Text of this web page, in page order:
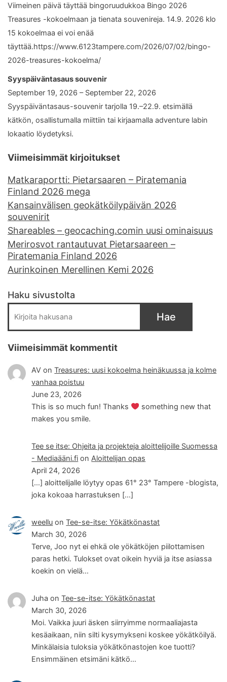
Viimeinen päivä täyttää bingoruudukkoa Bingo 2026
Treasures -kokoelmaan ja tienata souvenireja. 14.9. 2026 klo
15 kokoelmaa ei voi enää
täyttää.https://www.6123tampere.com/2026/07/02/bingo-
2026-treasures-kokoelma/
Syyspäiväntasaus souvenir
September 19, 2026 – September 22, 2026
Syyspäiväntasaus-souvenir tarjolla 19.–22.9. etsimällä
kätkön, osallistumalla miittiin tai kirjaamalla adventure labin
lokaatio löydetyksi.
Viimeisimmät kirjoitukset
Matkaraportti: Pietarsaaren – Piratemania
Finland 2026 mega
Kansainvälisen geokätköilypäivän 2026
souvenirit
Shareables – geocaching.comin uusi ominaisuus
Merirosvot rantautuvat Pietarsaareen –
Piratemania Finland 2026
Aurinkoinen Merellinen Kemi 2026
Haku sivustolta
Hae
Viimeisimmät kommentit
AV onTreasures: uusi kokoelma heinäkuussa ja kolme
vanhaa poistuu
June 23, 2026
This is so much fun! Thanks
something new that
makes you smile.
Tee se itse: Ohjeita ja projekteja aloittelijoille Suomessa
- Mediaääni.fi onAloittelijan opas
April 24, 2026
[…] aloittelijalle löytyy opas 61° 23° Tampere -blogista,
joka kokoaa harrastuksen […]
weellu onTee-se-itse: Yökätkönastat
March 30, 2026
Terve, Joo nyt ei ehkä ole yökätköjen piilottamisen
paras hetki. Tulokset ovat oikein hyviä ja itse asiassa
koekin on vielä…
Juha onTee-se-itse: Yökätkönastat
March 30, 2026
Moi. Vaikka juuri äsken siirryimme normaaliajasta
kesäaikaan, niin silti kysymykseni koskee yökätköilyä.
Minkälaisia tuloksia yökätkönastojen koe tuotti?
Ensimmäinen etsimäni kätkö…